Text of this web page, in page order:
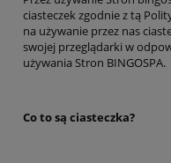
ciasteczek zgodnie z tą
na używanie przez nas
swojej przeglądarki w
używania Stron BINGOSPA.
Co to są ciasteczka?